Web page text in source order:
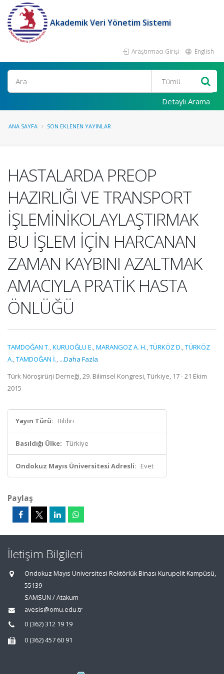
Akademik Veri Yönetim Sistemi
Araştırmacı Girişi English
Ara
Detaylı Arama
ANA SAYFA SON EKLENEN YAYINLAR
HASTALARDA PREOP
HAZIRLIĞI VE TRANSPORT
İŞLEMİNİKOLAYLAŞTIRMAK
BU İŞLEM İÇİN HARCANAN
ZAMAN KAYBINI AZALTMAK
AMACIYLA PRATİK HASTA
ÖNLÜĞÜ
TAMDOĞAN T.,KURUOĞLU E.,MARANGOZ A. H.,TÜRKÖZ D.,TÜRKÖZ
A.,TAMDOĞAN İ., ...Daha Fazla
Türk Nöroşirürji Derneği, 29. Bilimsel Kongresi, Türkiye, 17 - 21 Ekim
2015
Yayın Türü: Bildiri
Basıldığı Ülke: Türkiye
Ondokuz Mayıs Üniversitesi Adresli: Evet
Paylaş
İletişim Bilgileri
Ondokuz Mayıs Üniversitesi Rektörlük Binası Kurupelit Kampüsü,
55139
SAMSUN / Atakum
avesis@omu.edu.tr
0 (362) 312 19 19
0 (362) 457 60 91